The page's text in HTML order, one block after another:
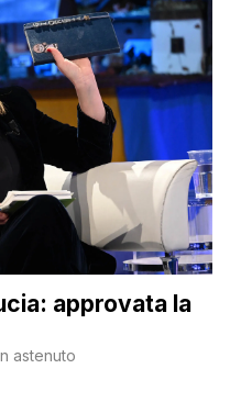
approvata la
astenuto